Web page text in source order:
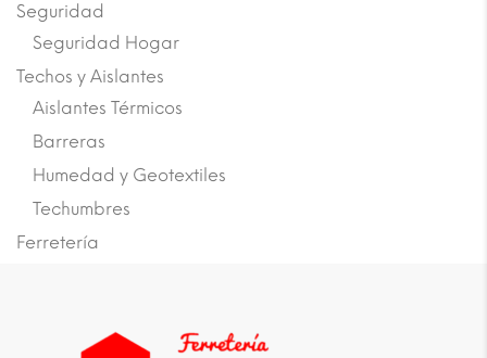
Seguridad
Seguridad Hogar
Techos y Aislantes
Aislantes Térmicos
Barreras
Humedad y Geotextiles
Techumbres
Ferretería